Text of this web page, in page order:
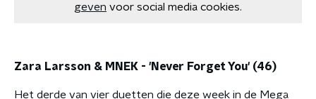
geven voor social media cookies.
Zara Larsson & MNEK - 'Never Forget You' (46)
Het derde van vier duetten die deze week in de Mega